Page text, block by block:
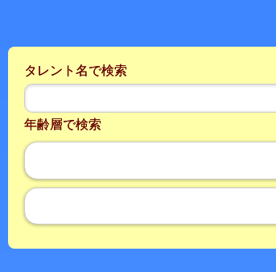
タレント名で検索
年齢層で検索